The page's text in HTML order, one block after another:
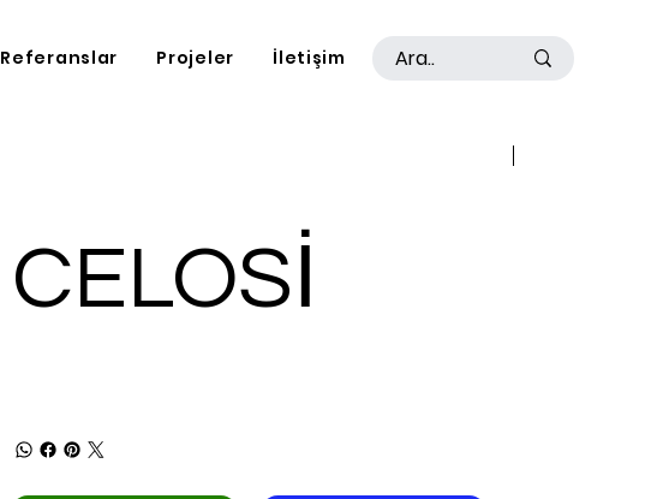
Referanslar Projeler İletişim
CELOSİ